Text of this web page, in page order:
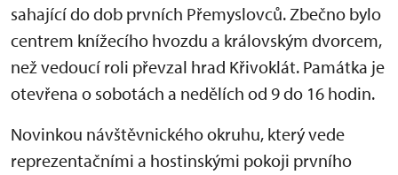
sahající do dob prvních Přemyslovců. Zbečno bylo
centrem knížecího hvozdu a královským dvorcem,
než vedoucí roli převzal hrad Křivoklát. Památka je
otevřena o sobotách a nedělích od 9 do 16 hodin.
Novinkou návštěvnického okruhu, který vede
reprezentačními a hostinskými pokoji prvního